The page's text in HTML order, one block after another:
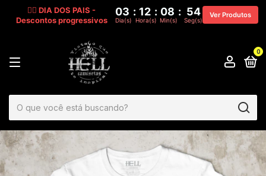
🧔‍♂️ DIA DOS PAIS -
Descontos progressivos
03 : 12 : 08 : 53
Dia(s) Hora(s) Min(s) Seg(s)
Ver Produtos
0